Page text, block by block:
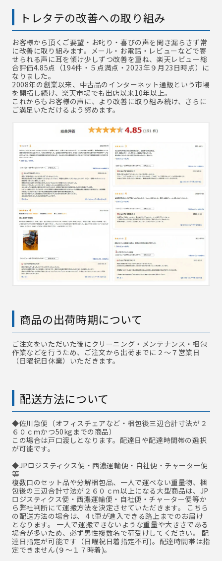
トレタテの改善への取り組み
お客様から頂くご要望・お叱り・喜びの声を聞き漏らさず常
に改善に取り組みます。メール・お電話・レビューなどで寄
せられる声に耳を傾け少しずつ改善を重ね、楽天レビュー総
合評価4.85点（194件・５点満点・2023年９月23日時点）に
なりました。
2008年の創業以来、中古品のインターネット通販という市場
を開拓し続け、楽天市場でも出店以来10年以上。
これからもお客様の声に、より改善に取り組み続け、さらに
ご満足いただけるよう努めます。
商品の出荷時期について
ご注文をいただいた後にクリーニング・メンテナンス・梱包
作業などを行うため、ご注文から出荷までに２～７営業日
（日曜祝日休業）いただきます。
配送方法について
◆佐川急便 （オフィスチェアなど・梱包後三辺合計寸法が２
６０ｃｍかつ50kgまでの商品）
この場合は戸口渡しとなります。配達日や配達時間帯の選択
が可能です。
◆JPロジスティクス便・西濃運輸便・自社便・チャーター便
等
複数口のセット品や分解梱包品、一人で運べない重量物、梱
包後の三辺合計寸法が２６０ｃｍ以上になる大型商品は、JP
ロジスティクス便・西濃運輸便・自社便・チャーター便等か
ら弊社判断にて運搬方法を決定させていただきます。 こちら
の配送方法の場合は、４t車が進入できる路上までのお届け
となります。 一人で運搬できないような重量や大きさである
場合が多いため、必ず男性複数名で荷受けしてください。 配
達日指定が可能です（日曜祝日着指定不可)。配達時間帯は指
定できません(９～１７時着)。